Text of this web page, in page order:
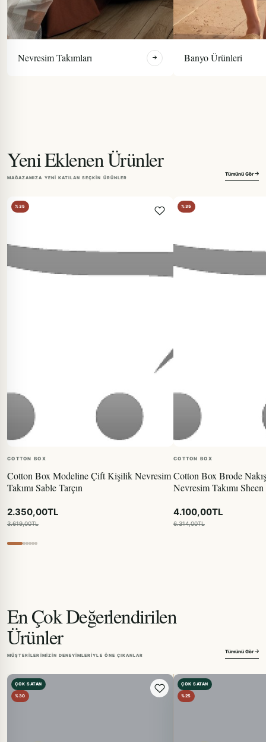
Nevresim Takımları Banyo Ürünleri
Yeni Eklenen Ürünler
MAĞAZAMIZA YENI KATILAN SEÇKIN ÜRÜNLER
Tümünü Gör
%35
COTTON BOX
Cotton Box Modeline Çift Kişilik Nevresim
Takımı Sable Tarçın
2.350,00TL
3.619,00TL
%35
COTTON BOX
Cotton Box Brode
Nevresim Takımı
4.100,00TL
6.314,00TL
En Çok Değerlendirilen
Ürünler
MÜŞTERILERIMIZIN DENEYIMLERIYLE ÖNE ÇIKANLAR
Tümünü Gör
ÇOK SATAN
%30
ÇOK SATAN
%25